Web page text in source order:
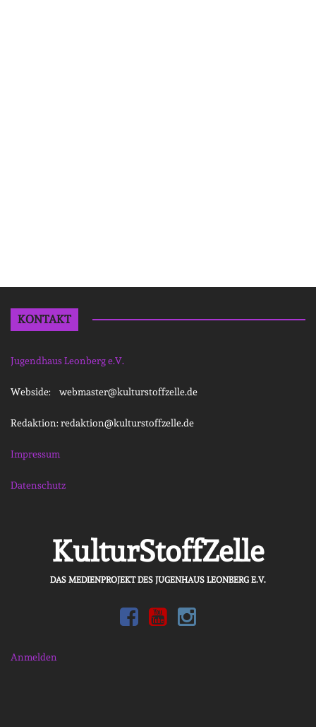
KONTAKT
Jugendhaus Leonberg e.V.
Webside: webmaster@kulturstoffzelle.de
Redaktion: redaktion@kulturstoffzelle.de
Impressum
Datenschutz
KulturStoffZelle
DAS MEDIENPROJEKT DES JUGENHAUS LEONBERG E.V.
Anmelden